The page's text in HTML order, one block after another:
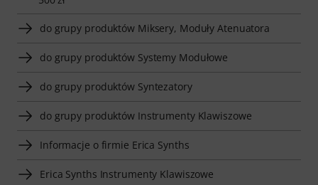
do grupy produktów Miksery, Moduły Atenuatora
do grupy produktów Systemy Modułowe
do grupy produktów Syntezatory
do grupy produktów Instrumenty Klawiszowe
Informacje o firmie Erica Synths
Erica Synths Instrumenty Klawiszowe